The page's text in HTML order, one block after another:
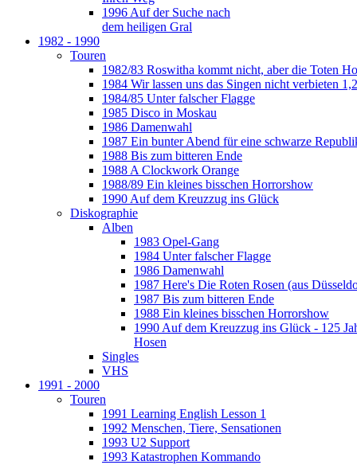
1996 Auf der Suche nach
dem heiligen Gral
1982 - 1990
Touren
1982/83 Roswitha kommt nicht, aber die Toten
1984 Wir lassen uns das Singen nicht verbieten
1984/85 Unter falscher Flagge
1985 Disco in Moskau
1986 Damenwahl
1987 Ein bunter Abend für eine schwarze
1988 Bis zum bitteren Ende
1988 A Clockwork Orange
1988/89 Ein kleines bisschen Horrorshow
1990 Auf dem Kreuzzug ins Glück
Diskographie
Alben
1983 Opel-Gang
1984 Unter falscher Flagge
1986 Damenwahl
1987 Here's Die Roten Rosen (aus
1987 Bis zum bitteren Ende
1988 Ein kleines bisschen Horrorshow
1990 Auf dem Kreuzzug ins Glück - 125
Hosen
Singles
VHS
1991 - 2000
Touren
1991 Learning English Lesson 1
1992 Menschen, Tiere, Sensationen
1993 U2 Support
1993 Katastrophen Kommando